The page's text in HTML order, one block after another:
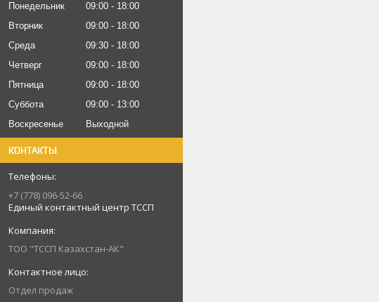
Понедельник 09:00
18:00
Вторник
09:00
18:00
Среда
09:30
18:00
Четверг
09:00
18:00
Пятница
09:00
18:00
Суббота
09:00
13:00
Воскресенье
Выходной
КОНТАКТЫ
+7 (778) 096-52-66
Единый контактный центр ТССП
ТОО "ТССП Казахстан-АК"
Отдел продаж